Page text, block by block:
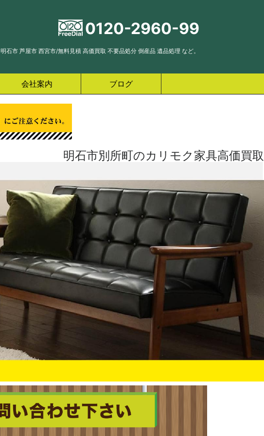
0120-2960-99
石市 芦屋市 西宮市/無料見積 高価買取 不要品処分 倒産品 遺品処理 など。
会社案内 ブログ
明石市別所町のカリモク家具高価買取